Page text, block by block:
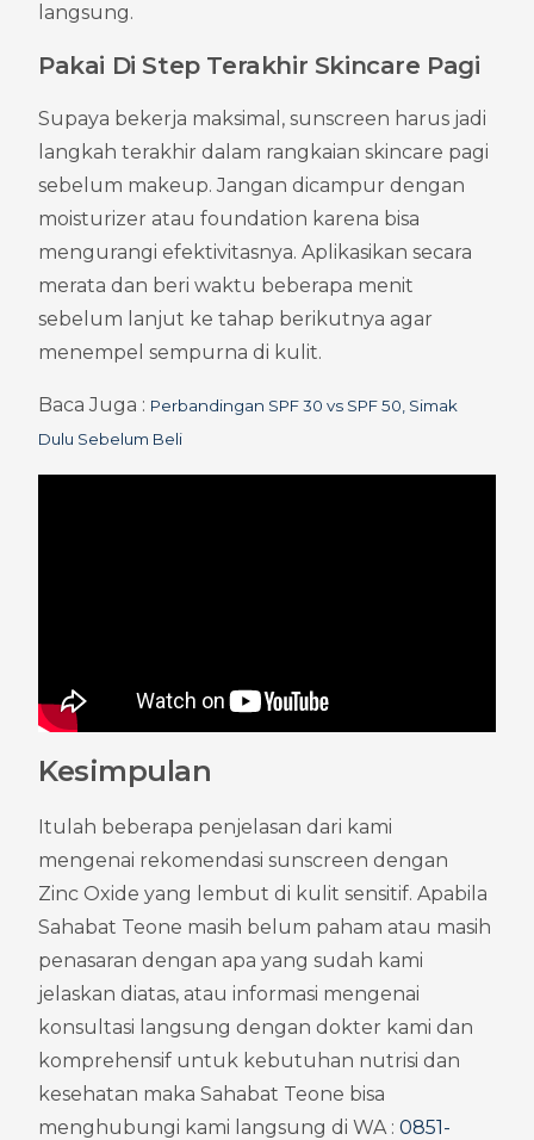
langsung.
Pakai Di Step Terakhir Skincare Pagi
Supaya bekerja maksimal, sunscreen harus jadi
langkah terakhir dalam rangkaian skincare pagi
sebelum makeup. Jangan dicampur dengan
moisturizer atau foundation karena bisa
mengurangi efektivitasnya. Aplikasikan secara
merata dan beri waktu beberapa menit
sebelum lanjut ke tahap berikutnya agar
menempel sempurna di kulit.
Baca Juga : Perbandingan SPF 30 vs SPF 50, Simak
Dulu Sebelum Beli
Kesimpulan
Itulah beberapa penjelasan dari kami
mengenai rekomendasi sunscreen dengan
Zinc Oxide yang lembut di kulit sensitif. Apabila
Sahabat Teone masih belum paham atau masih
penasaran dengan apa yang sudah kami
jelaskan diatas, atau informasi mengenai
konsultasi langsung dengan dokter kami dan
komprehensif untuk kebutuhan nutrisi dan
kesehatan maka Sahabat Teone bisa
menghubungi kami langsung di WA : 0851-